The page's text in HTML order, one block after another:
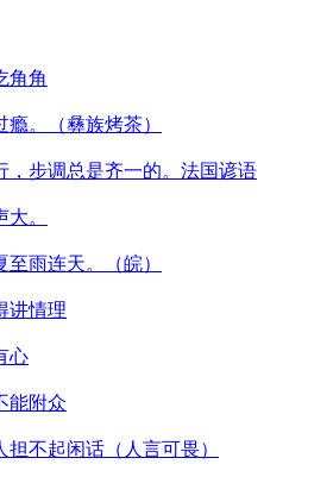
角角
。（彝族烤茶）
，步调总是齐一的。法国谚语
。
雨连天。（皖）
讲情理
心
能附众
不起闲话（人言可畏）